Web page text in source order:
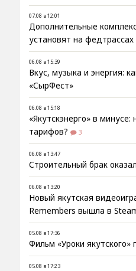
07.08 в 12:01
Дополнительные
установят на федтрассах
06.08 в 15:39
Вкус, музыка и энергия:
«СырФест»
06.08 в 15:18
«Якутскэнерго» в
тарифов?
3
06.08 в 13:47
Строительный брак
06.08 в 13:20
Новый якутская
Remembers вышла в
05.08 в 17:36
Фильм «Уроки
05.08 в 17:23